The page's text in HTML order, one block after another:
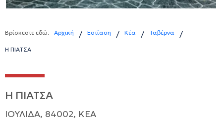
Βρίσκεστε εδώ: Αρχική / Εστίαση / Κέα / Ταβέρνα /
Η ΠΙΑΤΣΑ
Η ΠΙΑΤΣΑ
ΙΟΥΛΙΔΑ, 84002, ΚΕΑ